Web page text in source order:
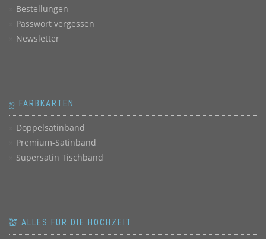
Bestellungen
Passwort vergessen
Newsletter
ஐ FARBKARTEN
Doppelsatinband
Premium-Satinband
Supersatin Tischband
💒 ALLES FÜR DIE HOCHZEIT